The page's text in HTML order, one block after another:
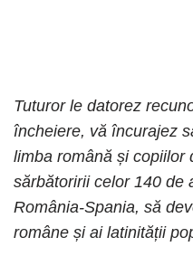
Tuturor le datorez
încheiere, vă încurajez
limba română și copiilor
sărbătoririi celor 140 de
România-Spania, să
române și ai latinității